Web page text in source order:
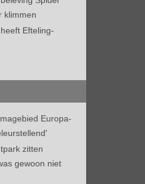
klimmen
Efteling-
Europa-
zitten
gewoon niet